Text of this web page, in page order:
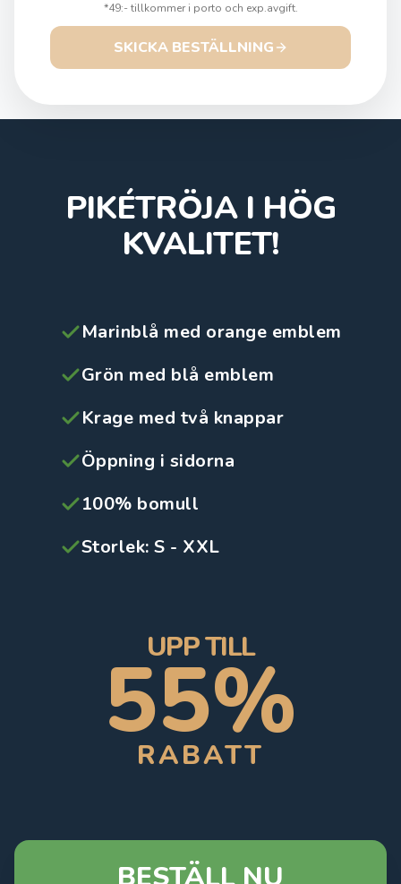
*49:- tillkommer i porto och exp.avgift.
SKICKA BESTÄLLNING
PIKÉTRÖJA I HÖG
KVALITET!
Marinblå med orange emblem
Grön med blå emblem
Krage med två knappar
Öppning i sidorna
100% bomull
Storlek: S - XXL
UPP TILL
55%
RABATT